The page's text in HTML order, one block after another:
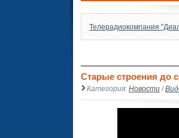
Телерадиокомпания
Старые строения до
Категория: Новости /